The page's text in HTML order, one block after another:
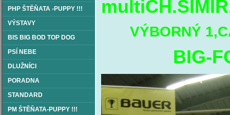
PHP ŠTĚŇATA -PUPPY !!!
VÝSTAVY
BIS BIG BOD TOP DOG
PSÍ NEBE
DLUŽNÍCI
PORADNA
STANDARD
PM ŠTĚŇATA-PUPPY !!!
VÝBORNÝ
BIG-FCI